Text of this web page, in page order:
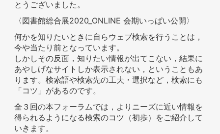
とうございました。
〈図書館総合展2020_ONLINE 会期いっぱい公開〉
何かを知りたいときに自らウェブ検索を行うことは，
今や当たり前となっています。
しかしその反面，知りたい情報が出てこない，結果に
あやしげなサイトしか表示されない，ということもあ
ります。検索語や検索先の工夫・選択など，検索にも
「コツ」があるのです。
全３回の本フォーラムでは，よりニーズに近い情報を
得られるようになる検索のコツ（初歩）をご紹介して
いきます。